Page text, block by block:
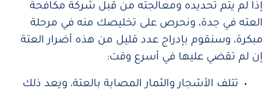
إذا لم يتم تحديده ومعالجته من قبل شركة مكافحة
العته في جدة، ونحرص على تخليصك منه في مرحلة
مبكرة، وسنقوم بإدراج عدد قليل من هذه أضرار العتة
إن لم تقضي عليها في أسرع وقت:
تتلف الأشجار والثمار المصابة بالعتة، ويعد ذلك